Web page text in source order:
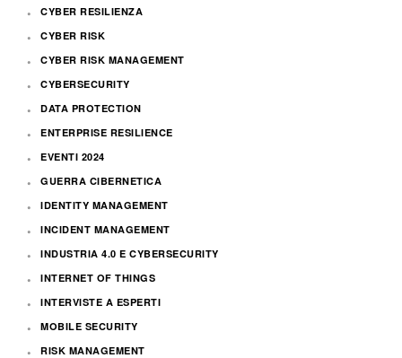
CYBER RESILIENZA
CYBER RISK
CYBER RISK MANAGEMENT
CYBERSECURITY
DATA PROTECTION
ENTERPRISE RESILIENCE
EVENTI 2024
GUERRA CIBERNETICA
IDENTITY MANAGEMENT
INCIDENT MANAGEMENT
INDUSTRIA 4.0 E CYBERSECURITY
INTERNET OF THINGS
INTERVISTE A ESPERTI
MOBILE SECURITY
RISK MANAGEMENT